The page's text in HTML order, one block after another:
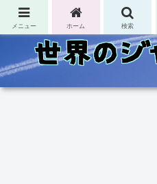
コンテンツへスキップ
メニュー ホーム 検索